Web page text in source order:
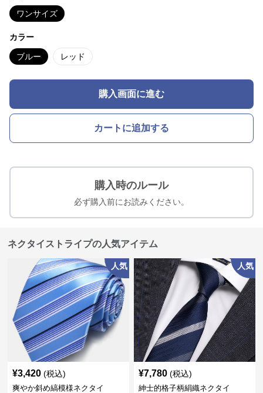
ワンサイズ
カラー
ブルー レッド
購入画面に進む
カートに追加する
購入時のルール
必ず購入前にお読みください。
ネクタイストライプの人気アイテム
人気
¥3,420 (税込)
爽やか斜め縞模様ネクタイ
人気
¥7,780 (税込)
紳士的格子柄絹織ネクタイ